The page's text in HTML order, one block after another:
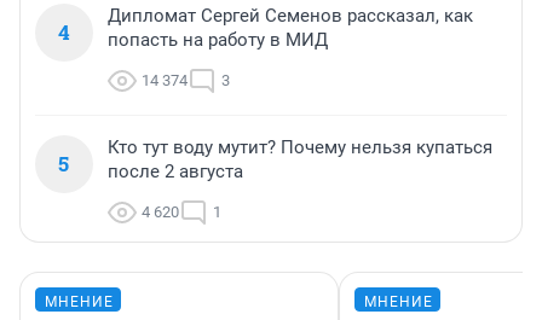
4
Дипломат Сергей Семенов рассказал, как
попасть на работу в МИД
14 374 3
5
Кто тут воду мутит? Почему нельзя купаться
после 2 августа
4 620 1
МНЕНИЕ МНЕНИЕ